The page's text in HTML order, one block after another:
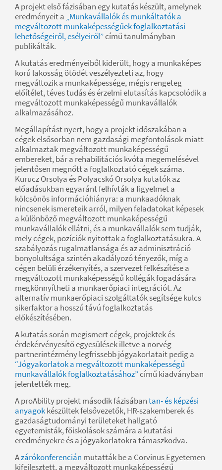
A projekt első fázisában egy kutatás készült, amelynek
eredményeit a „Munkavállalók és munkáltatók a
megváltozott munkaképességűek foglalkoztatási
lehetőségeiről, esélyeiről”című tanulmányban
publikálták.
A kutatás eredményeiből kiderült, hogy a munkaképes
korú lakosság ötödét veszélyezteti az, hogy
megváltozik a munkaképessége, mégis rengeteg
előítélet, téves tudás és érzelmi elutasítás kapcsolódik a
megváltozott munkaképességű munkavállalók
alkalmazásához.
Megállapítást nyert, hogy a projekt időszakában a
cégek elsősorban nem gazdasági megfontolások miatt
alkalmaztak megváltozott munkaképességű
embereket, bár a rehabilitációs kvóta megemelésével
jelentősen megnőtt a foglalkoztató cégek száma.
Kurucz Orsolya és Polyacskó Orsolya kutatók az
előadásukban egyaránt felhívták a figyelmet a
kölcsönös információhiányra: a munkaadóknak
nincsenek ismereteik arról, milyen feladatokat képesek
a különböző megváltozott munkaképességű
munkavállalók ellátni, és a munkavállalók sem tudják,
mely cégek, pozíciók nyitottak a foglalkoztatásukra. A
szabályozás rugalmatlansága és az adminisztráció
bonyolultsága szintén akadályozó tényezők, míg a
cégen belüli érzékenyítés, a szervezet felkészítése a
megváltozott munkaképességű kollégák fogadására
megkönnyítheti a munkaerőpiaci integrációt. Az
alternatív munkaerőpiaci szolgáltatók segítsége kulcs
sikerfaktor a hosszú távú foglalkoztatás
előkészítésében.
A kutatás során megismert cégek, projektek és
érdekérvényesítő egyesülések illetve a norvég
partnerintézmény legfrissebb jógyakorlatait pedig a
“Jógyakorlatok a megváltozott munkaképességű
munkavállalók foglalkoztatásához”című kiadványban
jelentették meg.
A proAbility projekt második fázisábantan- és képzési
anyagokkészültek felsővezetők, HR-szakemberek és
gazdaságtudományi területeket hallgató
egyetemisták, főiskolások számára a kutatási
eredményekre és a jógyakorlatokra támaszkodva.
Azárókonferencián mutatták be a Corvinus Egyetemen
kifejlesztett, a megváltozott munkaképességű